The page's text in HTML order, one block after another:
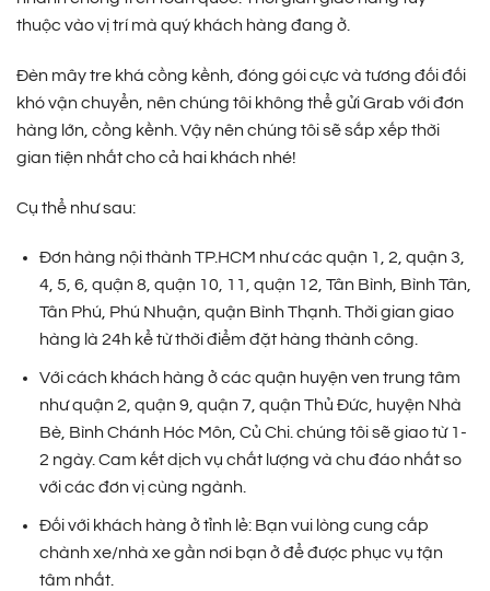
thuộc vào vị trí mà quý khách hàng đang ở.
Đèn mây tre khá cồng kềnh, đóng gói cực và tương đối đối
khó vận chuyển, nên chúng tôi không thể gửi Grab với đơn
hàng lớn, cồng kềnh. Vậy nên chúng tôi sẽ sắp xếp thời
gian tiện nhất cho cả hai khách nhé!
Cụ thể như sau:
Đơn hàng nội thành TP.HCM như các quận 1, 2, quận 3,
4, 5, 6, quận 8, quận 10, 11, quận 12, Tân Bình, Bình Tân,
Tân Phú, Phú Nhuận, quận Bình Thạnh. Thời gian giao
hàng là 24h kể từ thời điểm đặt hàng thành công.
Với cách khách hàng ở các quận huyện ven trung tâm
như quận 2, quận 9, quận 7, quận Thủ Đức, huyện Nhà
Bè, Bình Chánh Hóc Môn, Củ Chi. chúng tôi sẽ giao từ 1-
2 ngày. Cam kết dịch vụ chất lượng và chu đáo nhất so
với các đơn vị cùng ngành.
Đối với khách hàng ở tỉnh lẻ: Bạn vui lòng cung cấp
chành xe/nhà xe gần nơi bạn ở để được phục vụ tận
tâm nhất.